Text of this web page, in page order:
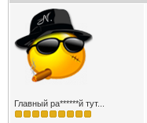
Главный ра******й тут...